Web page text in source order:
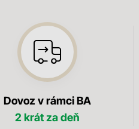
Dovoz v rámci BA
2 krát za deň